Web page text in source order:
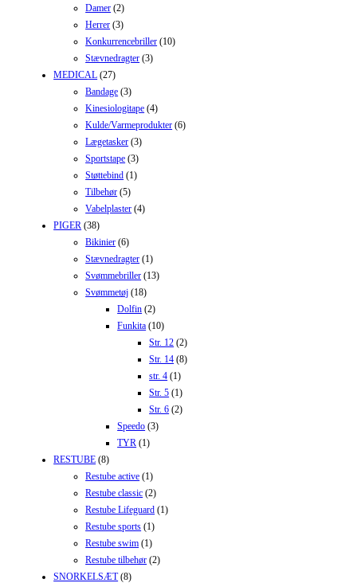
Damer (2)
Herrer (3)
Konkurrencebriller (10)
Stævnedragter (3)
MEDICAL (27)
Bandage (3)
Kinesiologitape (4)
Kulde/Varmeprodukter (6)
Lægetasker (3)
Sportstape (3)
Støttebind (1)
Tilbehør (5)
Vabelplaster (4)
PIGER (38)
Bikinier (6)
Stævnedragter (1)
Svømmebriller (13)
Svømmetøj (18)
Dolfin (2)
Funkita (10)
Str. 12 (2)
Str. 14 (8)
str. 4 (1)
Str. 5 (1)
Str. 6 (2)
Speedo (3)
TYR (1)
RESTUBE (8)
Restube active (1)
Restube classic (2)
Restube Lifeguard (1)
Restube sports (1)
Restube swim (1)
Restube tilbehør (2)
SNORKELSÆT (8)